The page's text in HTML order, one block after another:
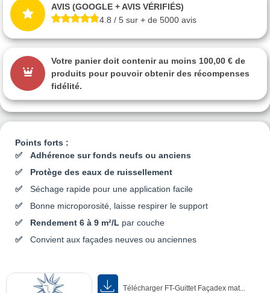
Points forts :
Adhérence sur fonds neufs ou anciens
Protège des eaux de ruissellement
Séchage rapide pour une application facile
Bonne microporosité, laisse respirer le support
Rendement 6 à 9 m²/L par couche
Convient aux façades neuves ou anciennes
Télécharger FT-Guittet Façadex mat...
AVIS (GOOGLE + AVIS VÉRIFIÉS)
4.8 / 5 sur + de 5000 avis
Votre panier doit contenir au moins 100,00 € de
produits pour pouvoir obtenir des récompenses
fidélité.